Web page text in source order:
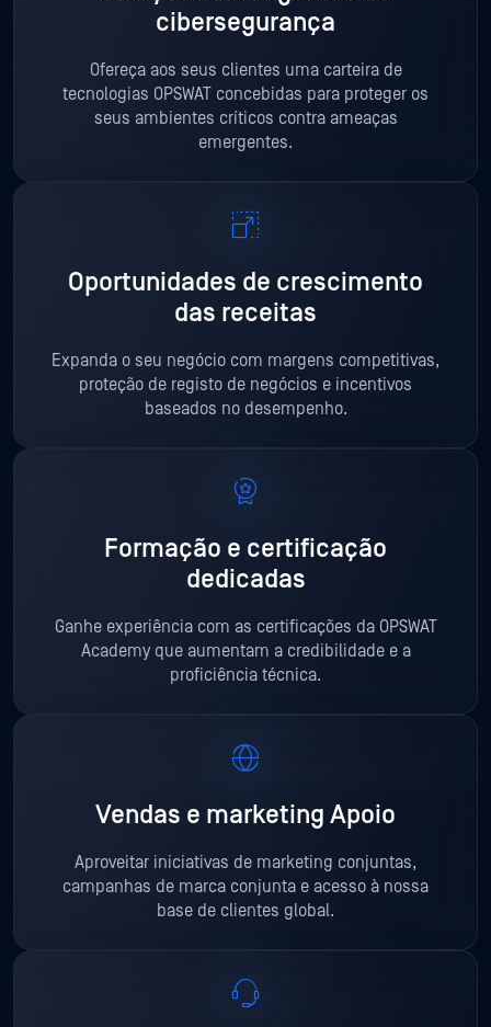
cibersegurança
Ofereça aos seus clientes uma carteira de
tecnologias OPSWAT concebidas para proteger os
seus ambientes críticos contra ameaças
emergentes.
Oportunidades de crescimento
das receitas
Expanda o seu negócio com margens competitivas,
proteção de registo de negócios e incentivos
baseados no desempenho.
Formação e certificação
dedicadas
Ganhe experiência com as certificações da OPSWAT
Academy que aumentam a credibilidade e a
proficiência técnica.
Vendas e marketing Apoio
Aproveitar iniciativas de marketing conjuntas,
campanhas de marca conjunta e acesso à nossa
base de clientes global.